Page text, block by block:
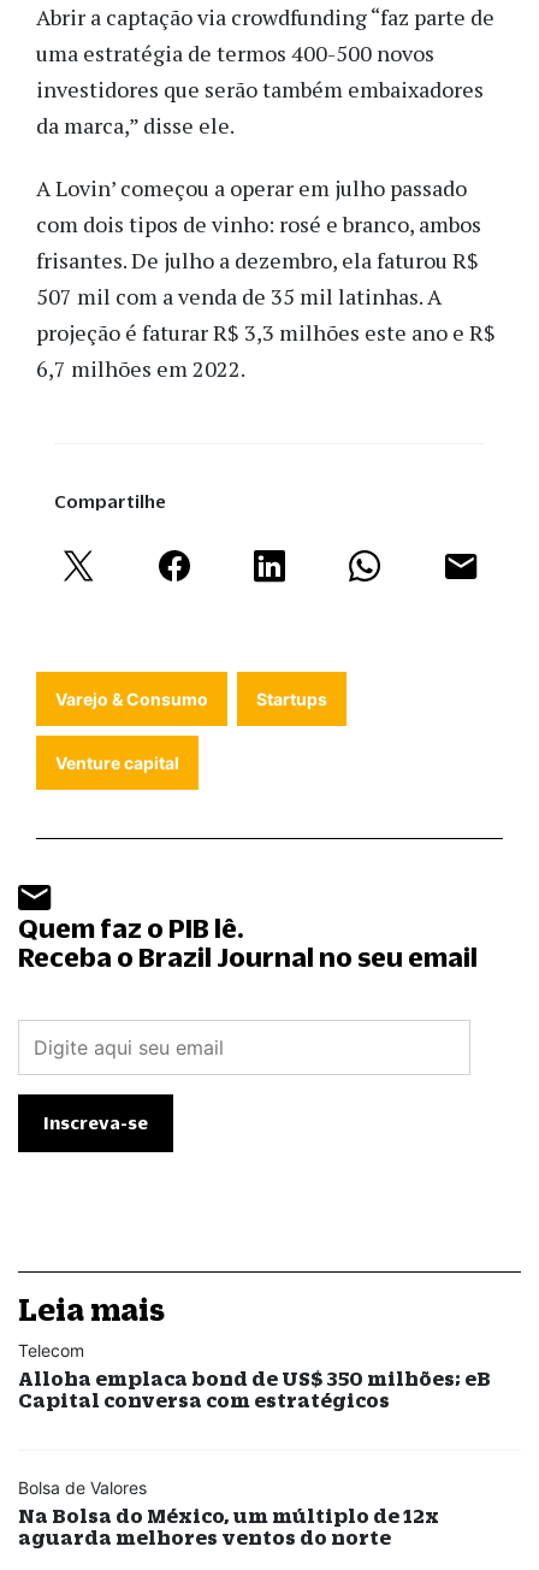
Abrir a captação via crowdfunding “faz parte de
uma estratégia de termos 400-500 novos
investidores que serão também embaixadores
da marca,” disse ele.
A Lovin’ começou a operar em julho passado
com dois tipos de vinho: rosé e branco, ambos
frisantes. De julho a dezembro, ela faturou R$
507 mil com a venda de 35 mil latinhas. A
projeção é faturar R$ 3,3 milhões este ano e R$
6,7 milhões em 2022.
Compartilhe
Varejo & Consumo Startups
Venture capital
Quem faz o PIB lê.
Receba o Brazil Journal no seu email
Leia mais
Telecom
Alloha emplaca bond de US$ 350 milhões; eB
Capital conversa com estratégicos
Bolsa de Valores
Na Bolsa do México, um múltiplo de 12x
aguarda melhores ventos do norte